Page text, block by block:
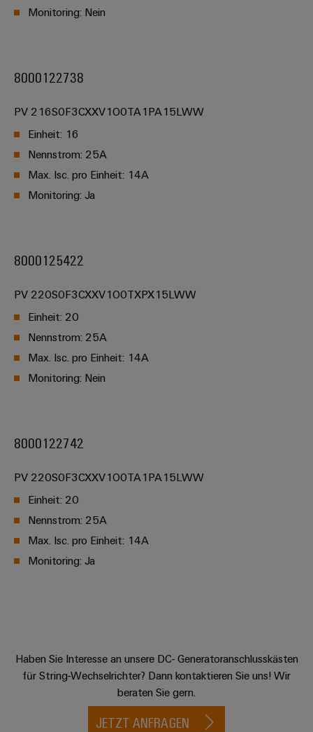
Monitoring: Nein
8000122738
PV 216S0F3CXXV1O0TA1PA15LWW
Einheit: 16
Nennstrom: 25A
Max. Isc. pro Einheit: 14A
Monitoring: Ja
8000125422
PV 220S0F3CXXV1O0TXPX15LWW
Einheit: 20
Nennstrom: 25A
Max. Isc. pro Einheit: 14A
Monitoring: Nein
8000122742
PV 220S0F3CXXV1O0TA1PA15LWW
Einheit: 20
Nennstrom: 25A
Max. Isc. pro Einheit: 14A
Monitoring: Ja
Haben Sie Interesse an unsere DC- Generatoranschlusskästen
für String-Wechselrichter? Dann kontaktieren Sie uns! Wir
beraten Sie gern.
JETZT ANFRAGEN